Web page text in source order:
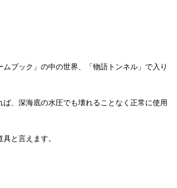
ブック」の中の世界、「物語トンネル」で入り
、深海底の水圧でも壊れることなく正常に使用
と言えます。